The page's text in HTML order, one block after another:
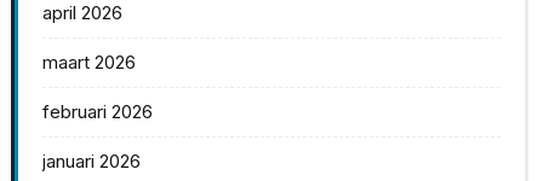
april 2026
maart 2026
februari 2026
januari 2026